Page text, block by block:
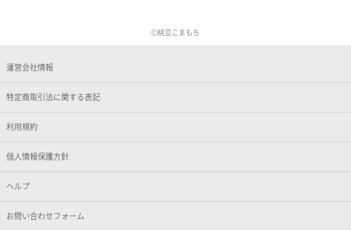
Ⓒ桃豆こまもち
運営会社情報
特定商取引法に関する表記
利用規約
個人情報保護方針
ヘルプ
お問い合わせフォーム